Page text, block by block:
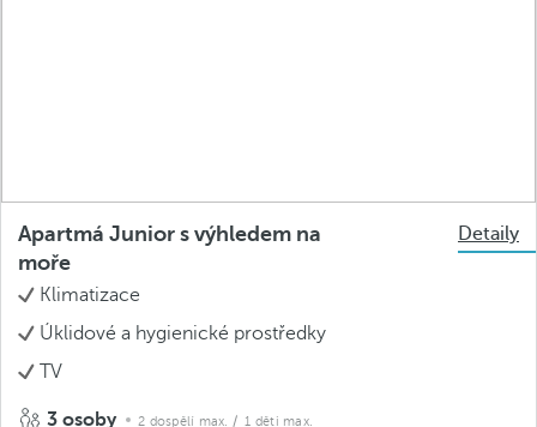
Apartmá Junior s výhledem na
moře
Detaily
Klimatizace
Úklidové a hygienické prostředky
TV
3 osoby 2 dospělí max. / 1 děti max.